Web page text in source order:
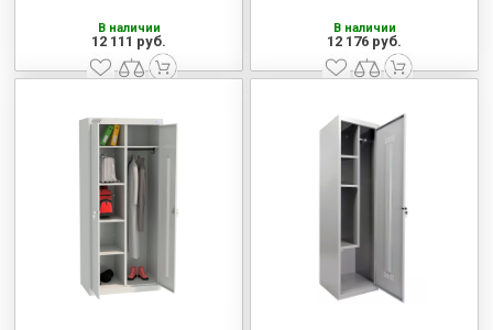
В наличии
12 111 руб.
В наличии
12 176 руб.